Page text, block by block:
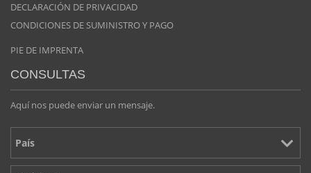
DECLARACIÓN DE PRIVACIDAD
CONDICIONES DE SUMINISTRO Y PAGO
PIE DE IMPRENTA
CONSULTAS
Aquí nos puede enviar un mensaje.